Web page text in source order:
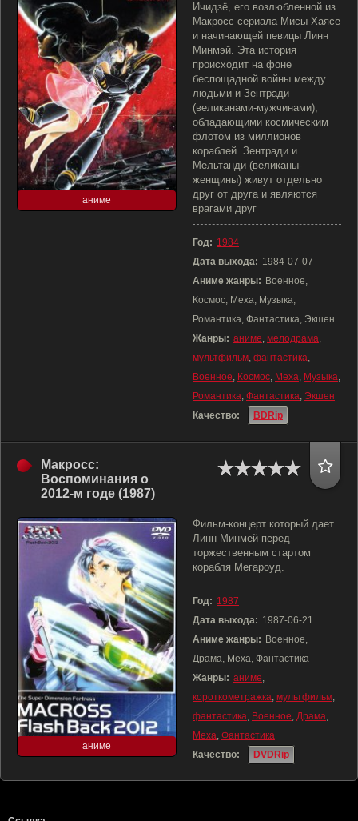
аниме
Ичидзё, его возлюбленной из
Макросс-сериала Мисы Хаясе
и начинающей певицы Линн
Минмэй. Эта история
происходит на фоне
беспощадной войны между
людьми и Зентради
(великанами-мужчинами),
обладающими космическим
флотом из миллионов
кораблей. Зентради и
Мельтанди (великаны-
женщины) живут отдельно
друг от друга и являются
врагами друг
Год: 1984
Дата выхода: 1984-07-07
Аниме жанры: Военное,
Космос, Меха, Музыка,
Романтика, Фантастика, Экшен
Жанры: аниме, мелодрама,
мультфильм, фантастика,
Военное, Космос, Меха, Музыка,
Романтика, Фантастика, Экшен
Качество:
BDRip
Макросс:
Воспоминания о
2012-м годе (1987)
аниме
Фильм-концерт который дает
Линн Минмей перед
торжественным стартом
корабля Мегароуд.
Год: 1987
Дата выхода: 1987-06-21
Аниме жанры: Военное,
Драма, Меха, Фантастика
Жанры: аниме,
короткометражка, мультфильм,
фантастика, Военное, Драма,
Меха, Фантастика
Качество:
DVDRip